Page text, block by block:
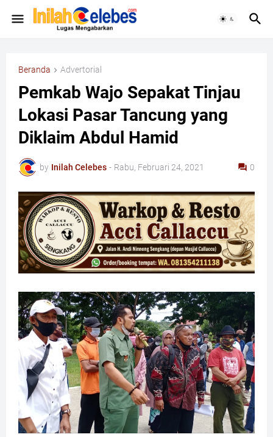
Beranda Advertorial
Pemkab Wajo Sepakat Tinjau
Lokasi Pasar Tancung yang
Diklaim Abdul Hamid
by Inilah Celebes - Rabu, Februari 24, 2021 0